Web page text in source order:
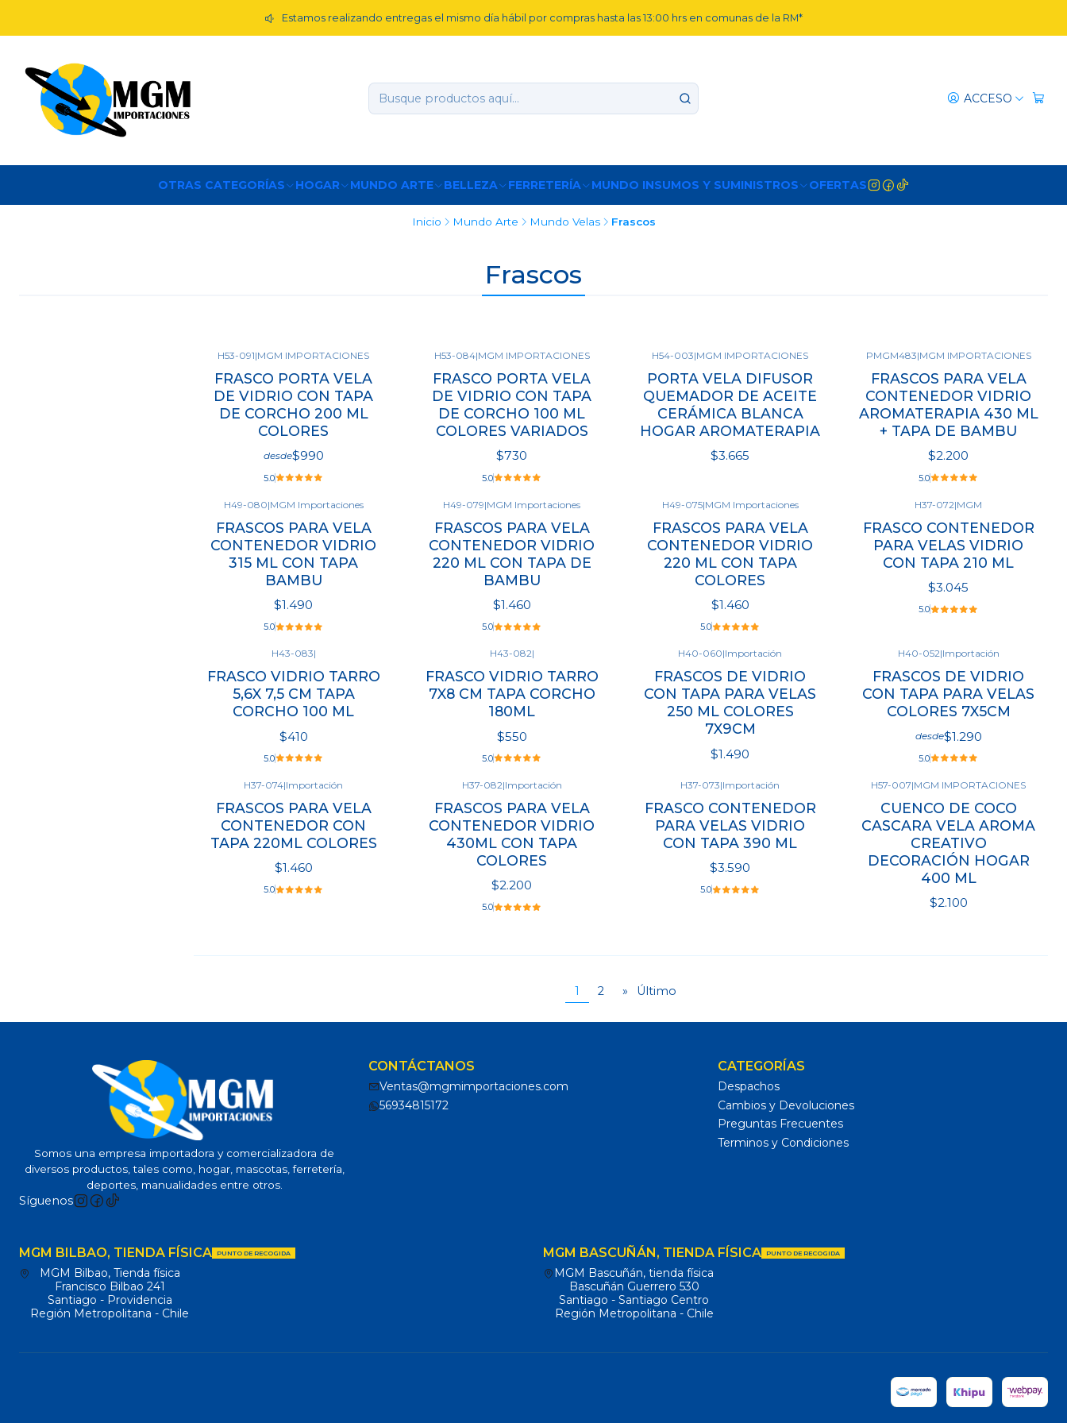
ACCESO
OTRAS CATEGORÍAS HOGAR MUNDO ARTE BELLEZA FERRETERÍA MUNDO INSUMOS Y SUMINISTROS OFERTAS
Estamos realizando entregas el mismo día hábil por compras hasta las 13:00 hrs en comunas de la RM*
Inicio Mundo Arte Mundo Velas Frascos
Frascos
H53-091|MGM IMPORTACIONES
FRASCO PORTA VELA
DE VIDRIO CON TAPA
DE CORCHO 200 ML
COLORES
desde$990
5.0
Ver opciones
H53-084|MGM IMPORTACIONES
FRASCO PORTA VELA
DE VIDRIO CON TAPA
DE CORCHO 100 ML
COLORES VARIADOS
$730
5.0
Ver opciones
H54-003|MGM IMPORTACIONES
PORTA VELA DIFUSOR
QUEMADOR DE ACEITE
CERÁMICA BLANCA
HOGAR AROMATERAPIA
$3.665
Cantidad
PMGM483|MGM IMPORTACIONES
FRASCOS PARA VELA
CONTENEDOR VIDRIO
AROMATERAPIA 430 ML
+ TAPA DE BAMBU
$2.200
5.0
Cantidad
H49-080|MGM Importaciones
FRASCOS PARA VELA
CONTENEDOR VIDRIO
315 ML CON TAPA
BAMBU
$1.490
5.0
Cantidad
H49-079|MGM Importaciones
FRASCOS PARA VELA
CONTENEDOR VIDRIO
220 ML CON TAPA DE
BAMBU
$1.460
5.0
Cantidad
H49-075|MGM Importaciones
FRASCOS PARA VELA
CONTENEDOR VIDRIO
220 ML CON TAPA
COLORES
$1.460
5.0
Ver opciones
H37-072|MGM
FRASCO CONTENEDOR
PARA VELAS VIDRIO
CON TAPA 210 ML
$3.045
5.0
Cantidad
H43-083|
FRASCO VIDRIO TARRO
5,6X 7,5 CM TAPA
CORCHO 100 ML
$410
5.0
Cantidad
H43-082|
FRASCO VIDRIO TARRO
7X8 CM TAPA CORCHO
180ML
$550
5.0
Cantidad
H40-060|Importación
FRASCOS DE VIDRIO
CON TAPA PARA VELAS
250 ML COLORES
7X9CM
$1.490
Ver opciones
H40-052|Importación
FRASCOS DE VIDRIO
CON TAPA PARA VELAS
COLORES 7X5CM
desde$1.290
5.0
Ver opciones
H37-074|Importación
FRASCOS PARA VELA
CONTENEDOR CON
TAPA 220ML COLORES
$1.460
5.0
Ver opciones
H37-082|Importación
FRASCOS PARA VELA
CONTENEDOR VIDRIO
430ML CON TAPA
COLORES
$2.200
5.0
Ver opciones
H37-073|Importación
FRASCO CONTENEDOR
PARA VELAS VIDRIO
CON TAPA 390 ML
$3.590
5.0
H57-007|MGM IMPORTACIONES
CUENCO DE COCO
CASCARA VELA AROMA
CREATIVO
DECORACIÓN HOGAR
400 ML
$2.100
Ver detalles
1 2 » Último
Somos una empresa importadora y comercializadora de
diversos productos, tales como, hogar, mascotas, ferretería,
deportes, manualidades entre otros.
Síguenos
CONTÁCTANOS
Ventas@mgmimportaciones.com
56934815172
CATEGORÍAS
Despachos
Cambios y Devoluciones
Preguntas Frecuentes
Terminos y Condiciones
MGM BILBAO, TIENDA FÍSICA PUNTO DE RECOGIDA
MGM Bilbao, Tienda física
Francisco Bilbao 241
Santiago - Providencia
Región Metropolitana - Chile
MGM BASCUÑÁN, TIENDA FÍSICA PUNTO DE RECOGIDA
MGM Bascuñán, tienda física
Bascuñán Guerrero 530
Santiago - Santiago Centro
Región Metropolitana - Chile